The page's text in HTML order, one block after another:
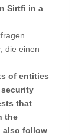
Sirtfi in a
die einen
of entities
that
the
also follow